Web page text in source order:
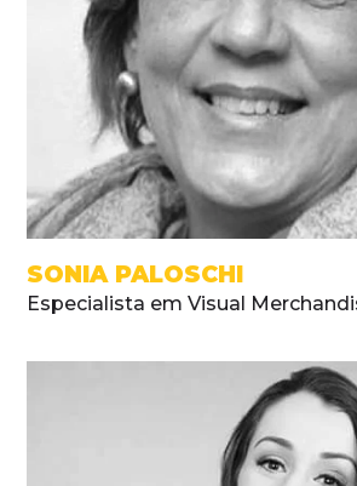
SONIA PALOSCHI
Especialista em Visual